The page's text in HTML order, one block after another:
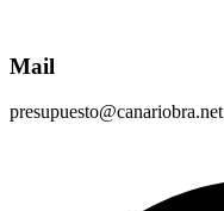
Mail
presupuesto@canariobra.net